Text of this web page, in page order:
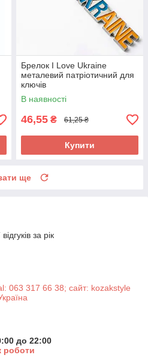
Брелок I Love Ukraine
металевий патріотичний для
ключів
В наявності
46,55 ₴ 61,25 ₴
Купити
ще
за рік
063 317 66 38; сайт: kozakstyle
до 22:00
роботи